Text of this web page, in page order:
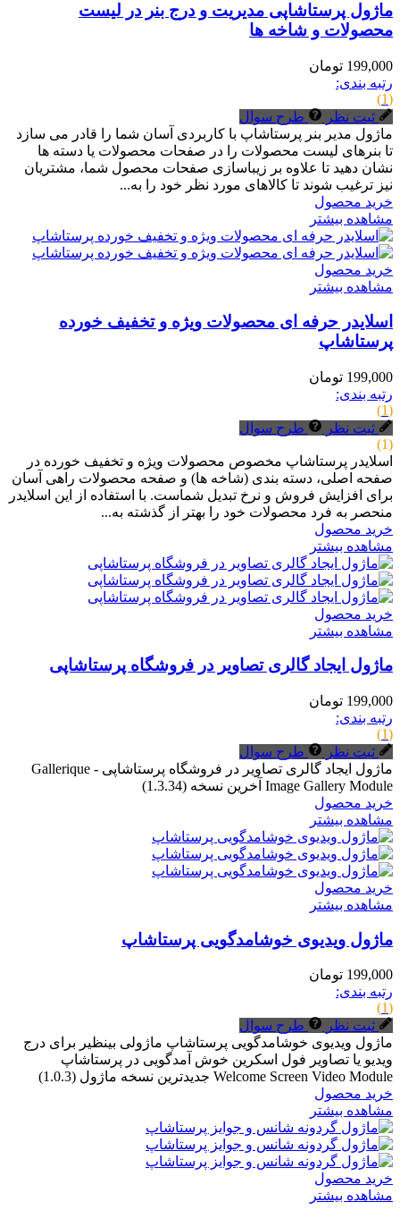
ماژول پرستاشاپی مدیریت و درج بنر در لیست
محصولات و شاخه ها
199,000 تومان
رتبه بندی:
(1)
ثبت نظر
طرح سوال
ماژول مدیر بنر پرستاشاپ با کاربردی آسان شما را قادر می سازد
تا بنرهای لیست محصولات را در صفحات محصولات یا دسته ها
نشان دهید تا علاوه بر زیباسازی صفحات محصول شما، مشتریان
نیز ترغیب شوند تا کالاهای مورد نظر خود را به...
خرید محصول
مشاهده بیشتر
خرید محصول
مشاهده بیشتر
اسلایدر حرفه ای محصولات ویژه و تخفیف خورده
پرستاشاپ
199,000 تومان
رتبه بندی:
(1)
ثبت نظر
طرح سوال
(1)
اسلایدر پرستاشاپ مخصوص محصولات ویژه و تخفیف خورده در
صفحه اصلی، دسته بندی (شاخه ها) و صفحه محصولات راهی آسان
برای افزایش فروش و نرخ تبدیل شماست. با استفاده از این اسلایدر
منحصر به فرد محصولات خود را بهتر از گذشته به...
خرید محصول
مشاهده بیشتر
خرید محصول
مشاهده بیشتر
ماژول ایجاد گالری تصاویر در فروشگاه پرستاشاپی
199,000 تومان
رتبه بندی:
(1)
ثبت نظر
طرح سوال
ماژول ایجاد گالری تصاویر در فروشگاه پرستاشاپی Gallerique -
Image Gallery Module آخرین نسخه (1.3.34)
خرید محصول
مشاهده بیشتر
خرید محصول
مشاهده بیشتر
ماژول ویدیوی خوشامدگویی پرستاشاپ
199,000 تومان
رتبه بندی:
(1)
ثبت نظر
طرح سوال
ماژول ویدیوی خوشامدگویی پرستاشاپ ماژولی بینظیر برای درج
ویدیو یا تصاویر فول اسکرین خوش آمدگویی در پرستاشاپ
Welcome Screen Video Module جدیدترین نسخه ماژول (1.0.3)
خرید محصول
مشاهده بیشتر
خرید محصول
مشاهده بیشتر